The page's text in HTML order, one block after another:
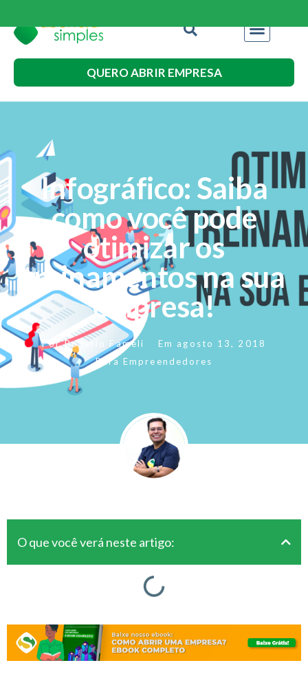
QUERO ABRIR EMPRESA
Infográfico: Saiba
como você pode
otimizar os
treinamentos na sua
empresa!
PorRogerio Fameli Em agosto 13, 2018
Para Empreendedores
O que você verá neste artigo: